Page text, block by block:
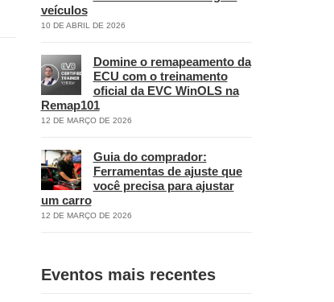
veículos
10 DE ABRIL DE 2026
Domine o remapeamento da
ECU com o treinamento
oficial da EVC WinOLS na
Remap101
12 DE MARÇO DE 2026
Guia do comprador:
Ferramentas de ajuste que
você precisa para ajustar
um carro
12 DE MARÇO DE 2026
Eventos mais recentes